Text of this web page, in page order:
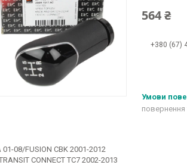
564 ₴
+380 (67)
повернення
01-08/FUSION CBK 2001-2012
CONNECT TC7 2002-2013